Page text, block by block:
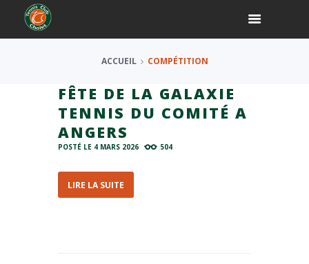
ACCUEIL COMPÉTITION
FÊTE DE LA GALAXIE
TENNIS DU COMITÉ A
ANGERS
POSTÉ LE 4 MARS 2026 504
LIRE LA SUITE